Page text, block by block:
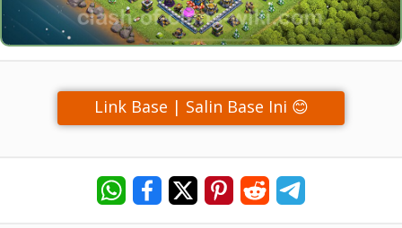
Link Base | Salin Base Ini 😊